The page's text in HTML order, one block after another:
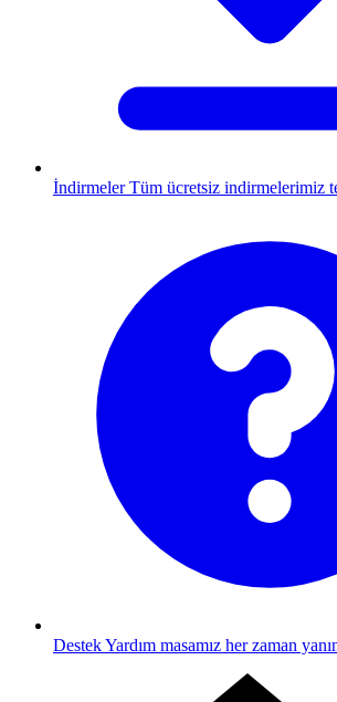
İndirmeler Tüm ücretsiz indirmelerimiz
DestekYardım masamız her zaman